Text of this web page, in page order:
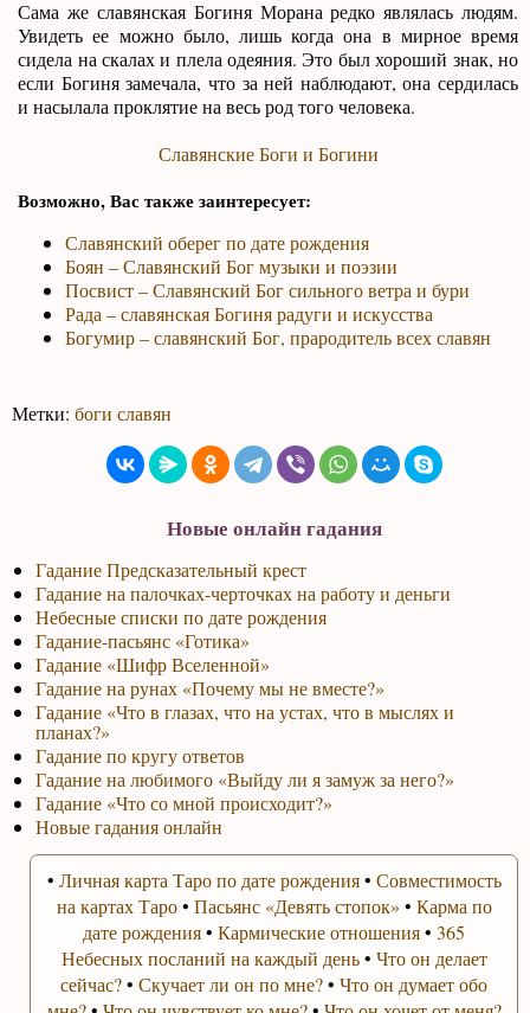
Сама же славянская Богиня Морана редко являлась людям.
Увидеть ее можно было, лишь когда она в мирное время
сидела на скалах и плела одеяния. Это был хороший знак, но
если Богиня замечала, что за ней наблюдают, она сердилась
и насылала проклятие на весь род того человека.
Славянские Боги и Богини
Возможно, Вас также заинтересует:
Славянский оберег по дате рождения
Боян – Славянский Бог музыки и поэзии
Посвист – Славянский Бог сильного ветра и бури
Рада – славянская Богиня радуги и искусства
Богумир – славянский Бог, прародитель всех славян
Метки:боги славян
Новые онлайн гадания
Гадание Предсказательный крест
Гадание на палочках-черточках на работу и деньги
Небесные списки по дате рождения
Гадание-пасьянс «Готика»
Гадание «Шифр Вселенной»
Гадание на рунах «Почему мы не вместе?»
Гадание «Что в глазах, что на устах, что в мыслях и
планах?»
Гадание по кругу ответов
Гадание на любимого «Выйду ли я замуж за него?»
Гадание «Что со мной происходит?»
Новые гадания онлайн
• Личная карта Таро по дате рождения• Совместимость
на картах Таро• Пасьянс «Девять стопок» • Карма по
дате рождения•Кармические отношения•365
Небесных посланий на каждый день• Что он делает
сейчас?•Скучает ли он по мне?•Что он думает обо